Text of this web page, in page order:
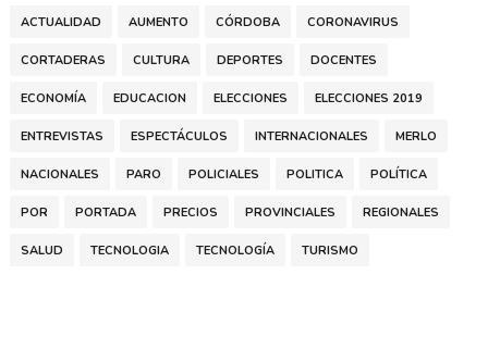
ACTUALIDAD AUMENTO CÓRDOBA CORONAVIRUS
CORTADERAS CULTURA DEPORTES DOCENTES
ECONOMÍA EDUCACION ELECCIONES ELECCIONES 2019
ENTREVISTAS ESPECTÁCULOS INTERNACIONALES MERLO
NACIONALES PARO POLICIALES POLITICA POLÍTICA
POR PORTADA PRECIOS PROVINCIALES REGIONALES
SALUD TECNOLOGIA TECNOLOGÍA TURISMO